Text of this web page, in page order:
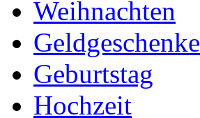
Weihnachten
Geldgeschenke
Geburtstag
Hochzeit